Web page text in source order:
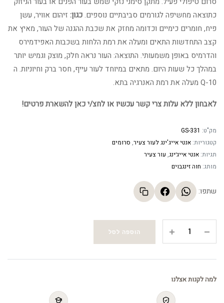
היה:
398.00 ₪.
הוא:
326.36 ₪.
כתוצאה מחשיפה לגורמים סביבתיים נוספים. כגון: זיהום אוויר, עשן
פיח, חומרים כימיים וכדומה מחזק את שכבת ההגנה של העור, מאיץ את
קצב התחדשות התאים ומעלה את רמת הלחות בשכבות האפידמירס
והדרמיס באופן משמעותי. התוצאה: העור נראה חלק, מוצק וגמיש יותר
במהלך כל שעות היום. מתאים במיוחד לעור עייף, חסר ברק וחיוניות. ה
10-Q מעלה את רמת האנרגיה בתא.
לאבחון ללא עלות צרי קשר עכשיו או לחצ/י כאן להשארת פרטים!
מק"ט: GS-331
קטגוריות: אנטי אייג'ינג לעור צעיר, סרומים
תגיות: אנטי אייג׳ינג, עור צעיר
מותג: חוה זינגבוים
שתפו:
Q10
serum
סרום
Q10
quantity
הוספה לסל
למה לקנות אצלנו